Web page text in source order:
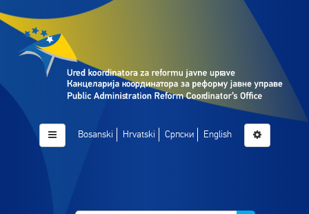
Bosanski Hrvatski Српски English